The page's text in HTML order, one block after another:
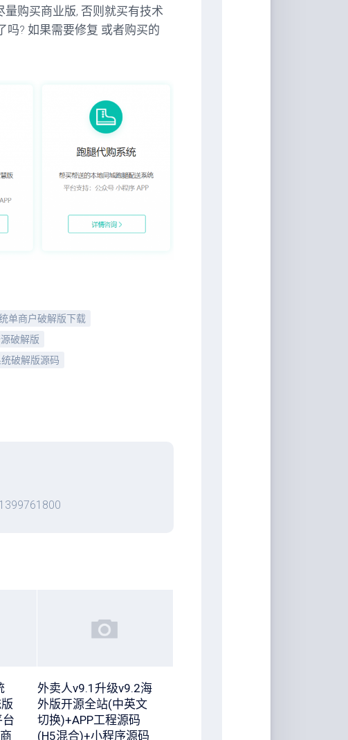
购买商业版, 否则就买有技术
吗? 如果需要修复 或者购买的
单商户破解版下载
破解版
破解版源码
台
外卖人v9.1升级v9.2海
外版开源全站(中英文
切换)+APP工程源码
(H5混合)+小程序源码